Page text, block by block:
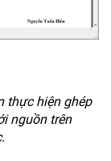
thực hiện ghép
nguồn trên